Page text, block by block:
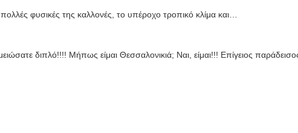
πολλές φυσικές της καλλονές, το υπέροχο τροπικό κλίμα και…
διπλό!!!! Μήπως είμαι Θεσσαλονικιά; Ναι, είμαι!!! Επίγειος